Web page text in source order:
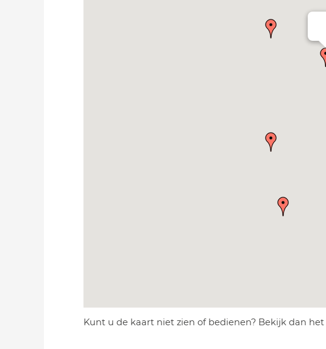
Kunt u de kaart niet zien of bedienen? Bekijk dan het